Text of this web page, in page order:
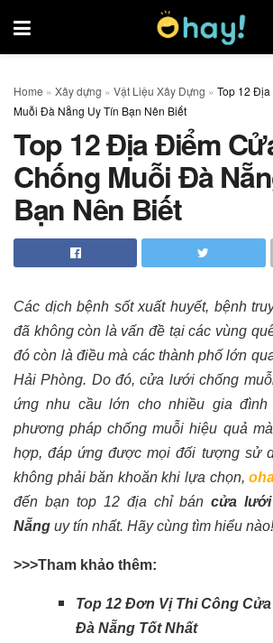
Home » Xây dựng » Vật Liệu Xây Dựng » Top 12
Muỗi Đà Nẵng Uy Tín Bạn Nên Biết
Top 12 Địa Điểm
Chống Muỗi Đà
Bạn Nên Biết
Các dịch bệnh sốt xuất huyết, bệnh
đã không còn là vấn đề tại các vùng
đó còn là điều mà các thành phố lớn
Hải Phòng. Do đó, cửa lưới chống
ứng nhu cầu lớn cho nhiều gia
phương pháp chống muỗi hiệu quả
hợp, đáp ứng được mọi đối tượng sử
không phải băn khoăn khi lựa chọn,
đến bạn top 12 địa chỉ bán cửa
Nẵng uy tín nhất. Hãy cùng tìm hiểu nào!
>>>Tham khảo thêm:
Top 12 Đơn Vị Thi Công
Đà Nẵng Tốt Nhất